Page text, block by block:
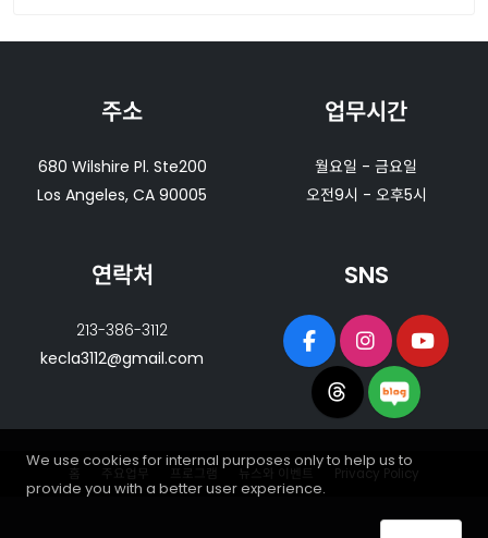
We use cookies for internal purposes only to help us to
provide you with a better user experience.
주소
680 Wilshire Pl. Ste200
Los Angeles, CA 90005
업무시간
월요일 - 금요일
오전9시 - 오후5시
연락처
213-386-3112
kecla3112@gmail.com
SNS
홈 주요업무 프로그램 뉴스와 이벤트 Privacy Policy